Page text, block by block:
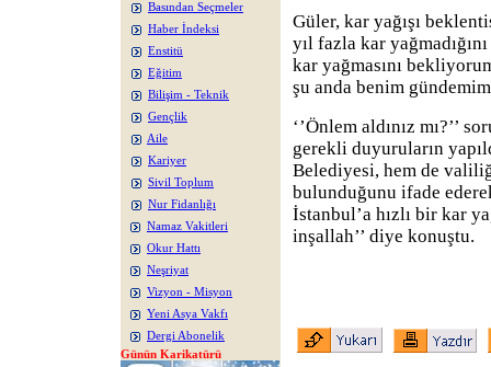
Basından Seçmeler
Haber İndeksi
Enstitü
Eğitim
Bilişim - Teknik
Gençlik
Aile
Kariyer
Sivil Toplum
Nur Fidanlığı
Namaz Vakitleri
Okur Hattı
Neşriyat
Vizyon - Misyon
Yeni Asya Vakfı
Dergi Abonelik
Günün Karikatürü
Güler, kar yağışı
yıl fazla kar
kar yağmasını
şu anda benim
‘’Önlem aldınız mı?’’
gerekli duyuruların
Belediyesi, hem de
bulunduğunu ifade
İstanbul’a hızlı bir kar
inşallah’’ diye konuştu.